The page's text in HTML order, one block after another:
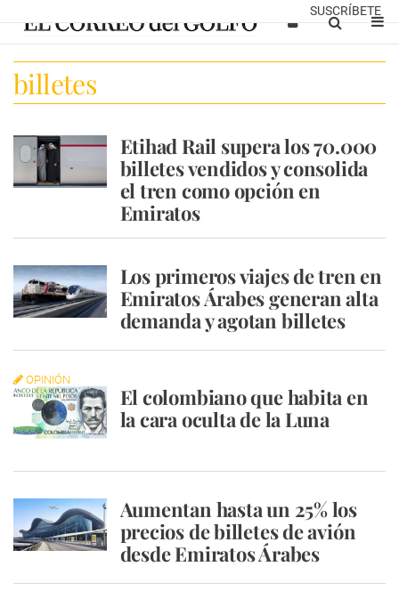
SUSCRÍBETE
billetes
Etihad Rail supera los 70.000
billetes vendidos y consolida
el tren como opción en
Emiratos
Los primeros viajes de tren en
Emiratos Árabes generan alta
demanda y agotan billetes
OPINIÓN
El colombiano que habita en
la cara oculta de la Luna
Aumentan hasta un 25% los
precios de billetes de avión
desde Emiratos Árabes